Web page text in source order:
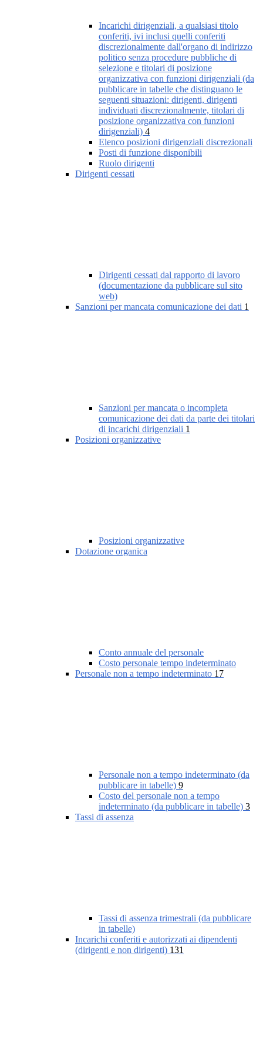
Incarichi dirigenziali, a qualsiasi titolo
conferiti, ivi inclusi quelli conferiti
discrezionalmente dall'organo di indirizzo
politico senza procedure pubbliche di
selezione e titolari di posizione
organizzativa con funzioni dirigenziali (da
pubblicare in tabelle che distinguano le
seguenti situazioni: dirigenti, dirigenti
individuati discrezionalmente, titolari di
posizione organizzativa con funzioni
dirigenziali) 4
Elenco posizioni dirigenziali discrezionali
Posti di funzione disponibili
Ruolo dirigenti
Dirigenti cessati
Dirigenti cessati dal rapporto di lavoro
(documentazione da pubblicare sul sito
web)
Sanzioni per mancata comunicazione dei dati 1
Sanzioni per mancata o incompleta
comunicazione dei dati da parte dei titolari
di incarichi dirigenziali 1
Posizioni organizzative
Posizioni organizzative
Dotazione organica
Conto annuale del personale
Costo personale tempo indeterminato
Personale non a tempo indeterminato 17
Personale non a tempo indeterminato (da
pubblicare in tabelle) 9
Costo del personale non a tempo
indeterminato (da pubblicare in tabelle) 3
Tassi di assenza
Tassi di assenza trimestrali (da pubblicare
in tabelle)
Incarichi conferiti e autorizzati ai dipendenti
(dirigenti e non dirigenti) 131